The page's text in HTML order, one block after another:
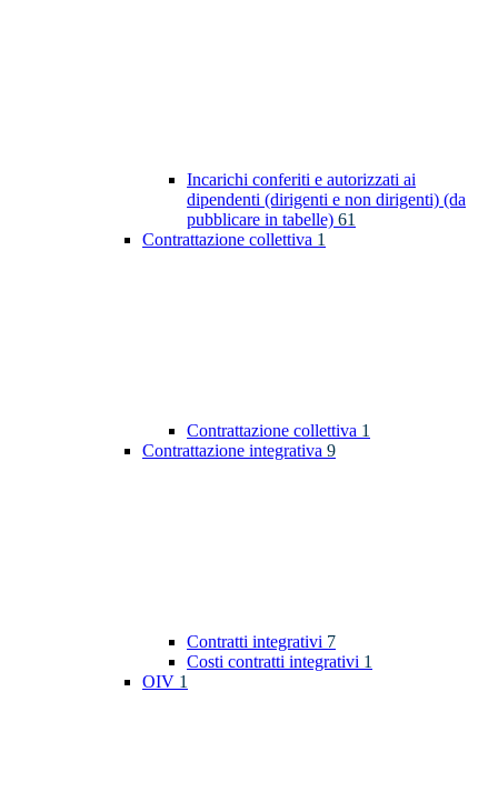
Incarichi conferiti e autorizzati ai
dipendenti (dirigenti e non dirigenti) (da
pubblicare in tabelle) 61
Contrattazione collettiva 1
Contrattazione collettiva 1
Contrattazione integrativa 9
Contratti integrativi 7
Costi contratti integrativi 1
OIV 1